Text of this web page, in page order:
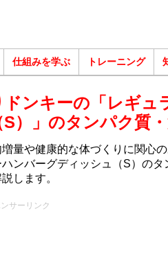
仕組みを学ぶ トレーニング
ンキーの「レギュ
S）」のタンパク質
量や健康的な体づくりに関心
ンバーグディッシュ（S）の
します。
サーリンク